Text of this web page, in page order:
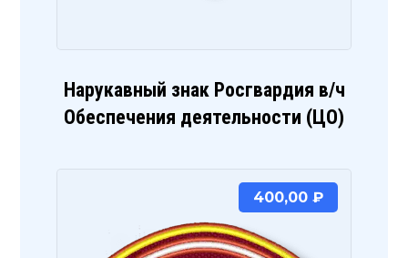
Нарукавный знак Росгвардия в/ч
Обеспечения деятельности (ЦО)
400,00 ₽